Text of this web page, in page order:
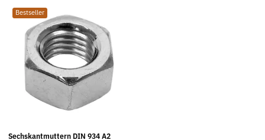
Bestseller
Sechskantmuttern DIN 934 A2